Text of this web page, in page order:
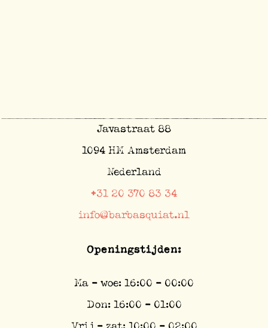
Javastraat 88
1094 HM Amsterdam
Nederland
+31 20 370 83 34
info@barbasquiat.nl
Openingstijden:
Ma - woe: 16:00 - 00:00
Don: 16:00 - 01:00